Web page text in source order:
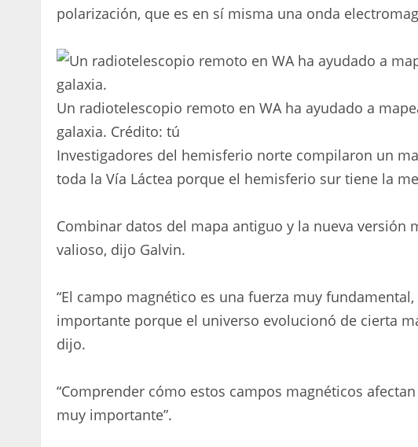
polarización, que es en sí misma una onda
Un radiotelescopio remoto en WA ha ayudado a
galaxia. Crédito: tú
Investigadores del hemisferio norte compilaron un
toda la Vía Láctea porque el hemisferio sur tiene la
Combinar datos del mapa antiguo y la nueva versión
valioso, dijo Galvin.
“El campo magnético es una fuerza muy
importante porque el universo evolucionó de cierta
dijo.
“Comprender cómo estos campos magnéticos
muy importante”.